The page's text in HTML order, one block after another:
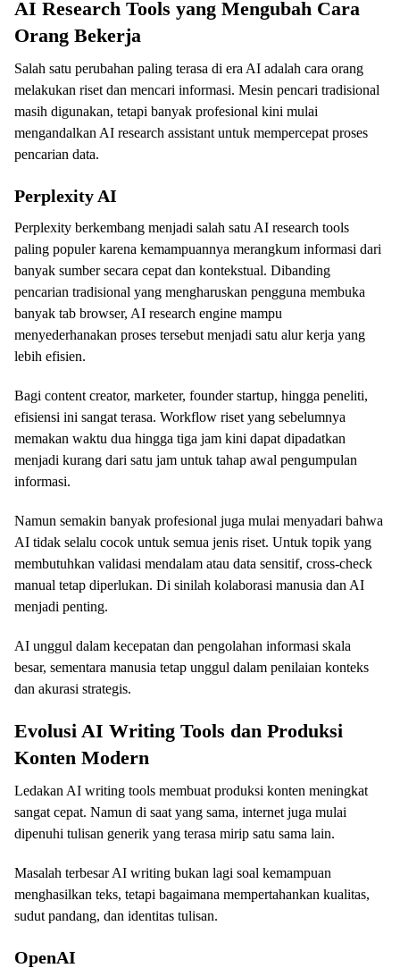
AI Research Tools yang Mengubah Cara
Orang Bekerja
Salah satu perubahan paling terasa di era AI adalah cara orang
melakukan riset dan mencari informasi. Mesin pencari tradisional
masih digunakan, tetapi banyak profesional kini mulai
mengandalkan AI research assistant untuk mempercepat proses
pencarian data.
Perplexity AI
Perplexity berkembang menjadi salah satu AI research tools
paling populer karena kemampuannya merangkum informasi dari
banyak sumber secara cepat dan kontekstual. Dibanding
pencarian tradisional yang mengharuskan pengguna membuka
banyak tab browser, AI research engine mampu
menyederhanakan proses tersebut menjadi satu alur kerja yang
lebih efisien.
Bagi content creator, marketer, founder startup, hingga peneliti,
efisiensi ini sangat terasa. Workflow riset yang sebelumnya
memakan waktu dua hingga tiga jam kini dapat dipadatkan
menjadi kurang dari satu jam untuk tahap awal pengumpulan
informasi.
Namun semakin banyak profesional juga mulai menyadari bahwa
AI tidak selalu cocok untuk semua jenis riset. Untuk topik yang
membutuhkan validasi mendalam atau data sensitif, cross-check
manual tetap diperlukan. Di sinilah kolaborasi manusia dan AI
menjadi penting.
AI unggul dalam kecepatan dan pengolahan informasi skala
besar, sementara manusia tetap unggul dalam penilaian konteks
dan akurasi strategis.
Evolusi AI Writing Tools dan Produksi
Konten Modern
Ledakan AI writing tools membuat produksi konten meningkat
sangat cepat. Namun di saat yang sama, internet juga mulai
dipenuhi tulisan generik yang terasa mirip satu sama lain.
Masalah terbesar AI writing bukan lagi soal kemampuan
menghasilkan teks, tetapi bagaimana mempertahankan kualitas,
sudut pandang, dan identitas tulisan.
OpenAI